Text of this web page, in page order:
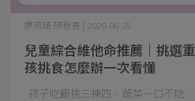
兒童綜合維他命推薦｜挑選
孩挑食怎麼辦一次看懂
廖育琦 研發長 | 2026-06-25
孩子吃飯挑三揀四、蔬菜一口不吃